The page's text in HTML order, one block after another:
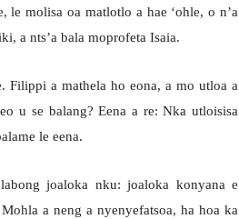
le molisa oa matlotlo a hae ‘ohle, o n’a
a nts’a bala moprofeta Isaia.
Filippi a mathela ho eona, a mo utloa a
u se balang? Eena a re: Nka utloisisa
le eena.
joaloka nku: joaloka konyana e
a neng a nyenyefatsoa, ha hoa ka